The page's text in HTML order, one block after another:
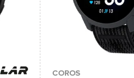
COROS